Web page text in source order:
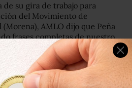
su gira de trabajo para
del Movimiento de
AMLO dijo que Peña
frases completas de nuestro
simulación, no hay nada que
van a cambiar”.